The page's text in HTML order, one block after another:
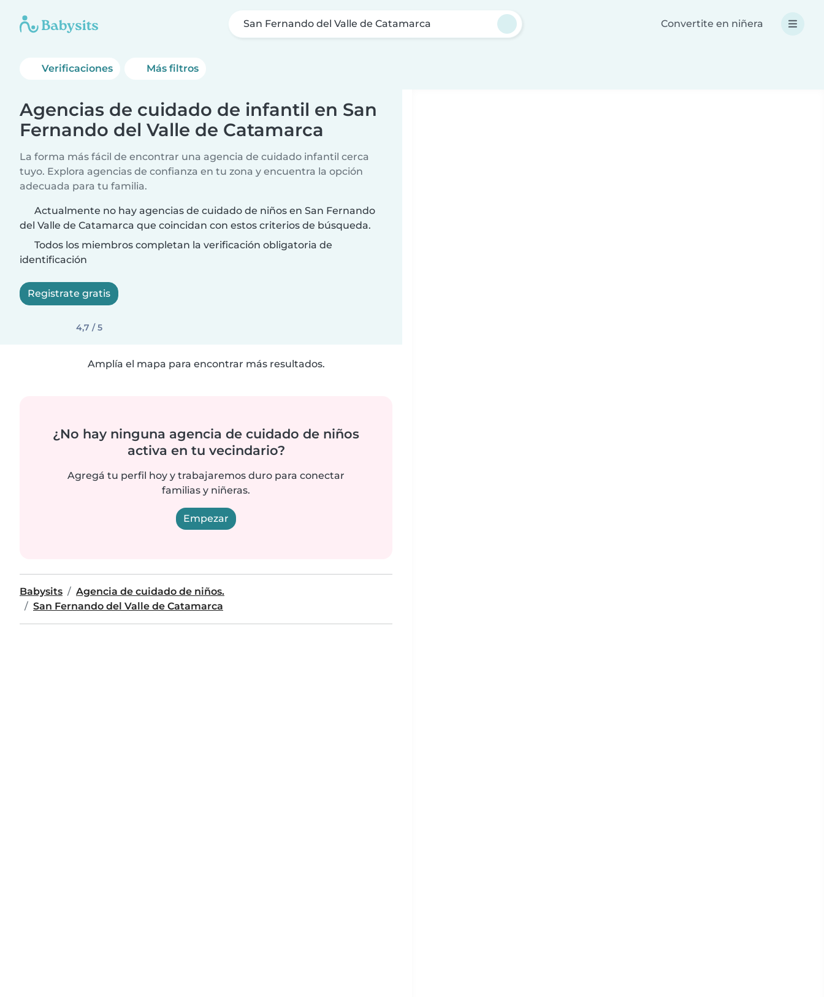
San Fernando del Valle de Catamarca Convertite en niñera
Verificaciones Más filtros
Agencias de cuidado de infantil en San
Fernando del Valle de Catamarca
La forma más fácil de encontrar una agencia de cuidado infantil cerca
tuyo. Explora agencias de confianza en tu zona y encuentra la opción
adecuada para tu familia.
Actualmente no hay agencias de cuidado de niños en San Fernando
del Valle de Catamarca que coincidan con estos criterios de búsqueda.
Todos los miembros completan la verificación obligatoria de
identificación
Registrate gratis
4,7 / 5
Amplía el mapa para encontrar más resultados.
¿No hay ninguna agencia de cuidado de niños
activa en tu vecindario?
Agregá tu perfil hoy y trabajaremos duro para conectar
familias y niñeras.
Empezar
Babysits
Agencia de cuidado de niños.
San Fernando del Valle de Catamarca